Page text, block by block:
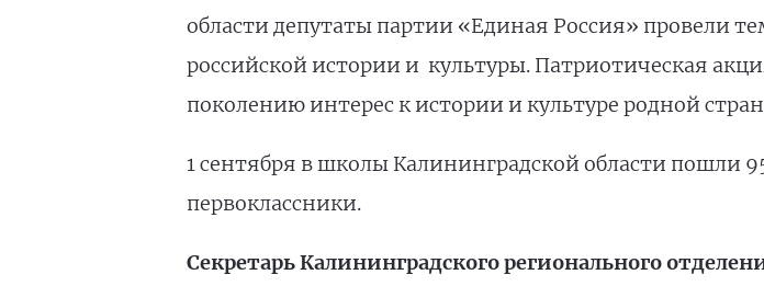
области депутаты партии «Единая Россия» провели
российской истории и культуры. Патриотическая
поколению интерес к истории и культуре родной
1 сентября в школы Калининградской области пошли
первоклассники.
Секретарь Калининградского регионального